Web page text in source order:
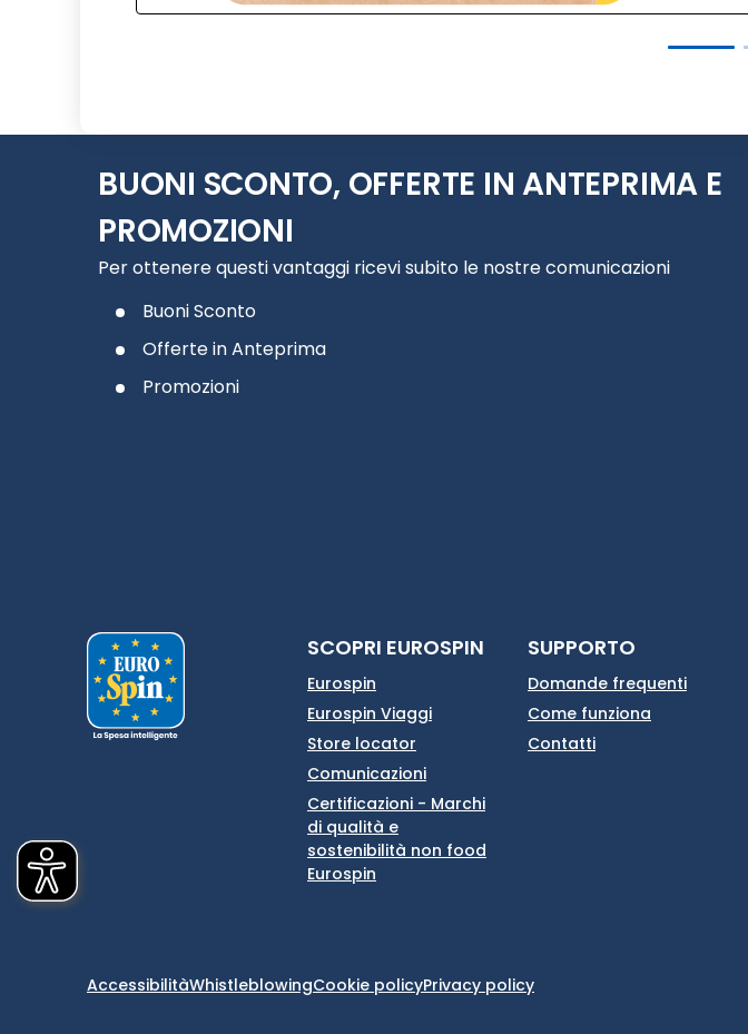
BUONI SCONTO, OFFERTE IN ANTEPRIMA E
PROMOZIONI
Per ottenere questi vantaggi ricevi subito le nostre comunicazioni
Buoni Sconto
Offerte in Anteprima
Promozioni
SCOPRI EUROSPIN
Eurospin
Eurospin Viaggi
Store locator
Comunicazioni
Certificazioni - Marchi
di qualità e
sostenibilità non food
Eurospin
SUPPORTO
Domande frequenti
Come funziona
Contatti
AccessibilitàWhistleblowingCookie policyPrivacy policy